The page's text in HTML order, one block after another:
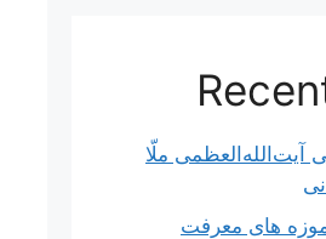
آیت‌الله‌العظمی ملّا
های معرفت